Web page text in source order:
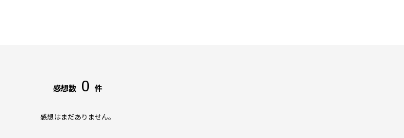
感想数 0 件
感想はまだありません。